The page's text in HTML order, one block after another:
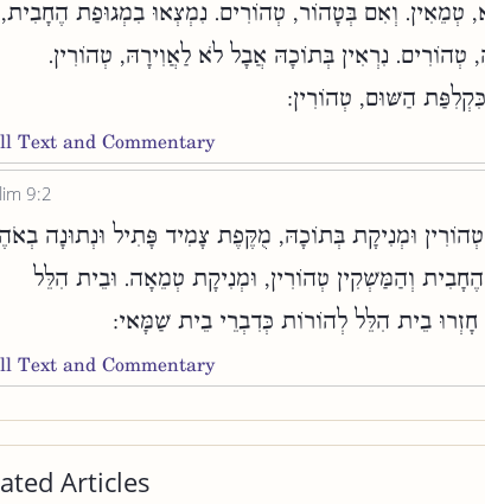
וְאִם בְּטָהוֹר, טְהוֹרִים. נִמְצְאוּ בִמְגוּפַת הֶחָבִית,
נִרְאִין בְּתוֹכָהּ אֲבָל לֹא לַאֲוִירָהּ, טְהוֹרִין.
הַשּׁוּם, טְהוֹרִין:
Text and Commentary
9:2
וּמְנִיקָת בְּתוֹכָהּ, מֻקֶּפֶת צָמִיד פָּתִיל וּנְתוּנָה
וְהַמַּשְׁקִין טְהוֹרִין, וּמְנִיקָת טְמֵאָה. וּבֵית הִלֵּל
בֵית הִלֵּל לְהוֹרוֹת כְּדִבְרֵי בֵית שַׁמָּאי:
Text and Commentary
Articles